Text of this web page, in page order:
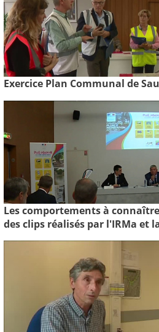
Exercice Plan Communal de
Les comportements à
des clips réalisés par l'IRMa et